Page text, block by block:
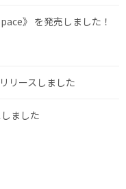
》 を発売しました！
リースしました
ました